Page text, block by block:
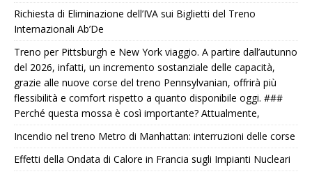
Richiesta di Eliminazione dell’IVA sui Biglietti del Treno
Internazionali Ab’De
Treno per Pittsburgh e New York viaggio. A partire dall’autunno
del 2026, infatti, un incremento sostanziale delle capacità,
grazie alle nuove corse del treno Pennsylvanian, offrirà più
flessibilità e comfort rispetto a quanto disponibile oggi. ###
Perché questa mossa è così importante? Attualmente,
Incendio nel treno Metro di Manhattan: interruzioni delle corse
Effetti della Ondata di Calore in Francia sugli Impianti Nucleari